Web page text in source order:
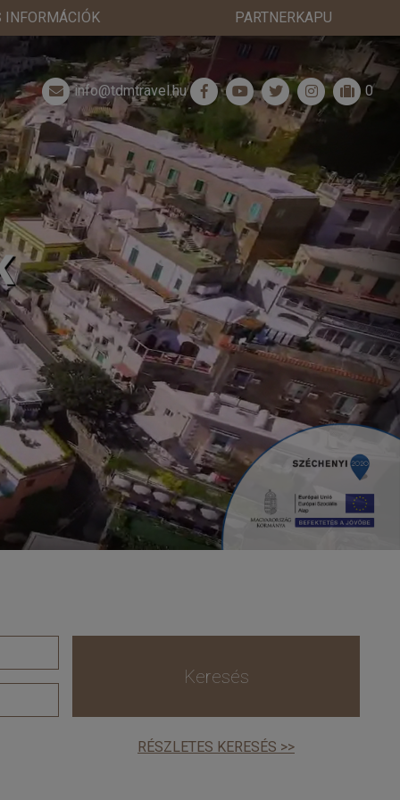
INFORMÁCIÓK PARTNERKAPU
info@tdmtravel.hu 0
Keresés
RÉSZLETES KERESÉS >>